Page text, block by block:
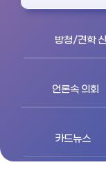
방청/견학
언론속 의회
카드뉴스